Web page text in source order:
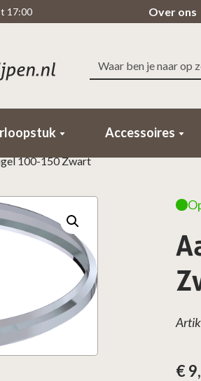
17:00 Over ons
Zoeken
naar:
Accessoires
Snelle levering
100-150 Zwart
€